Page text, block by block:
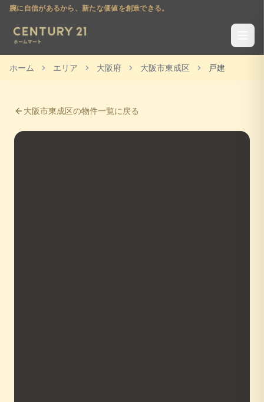
腕に自信があるから、新たな価値を創造できる。
ホーム エリア 大阪府 大阪市東成区 戸建
大阪市東成区の物件一覧に戻る